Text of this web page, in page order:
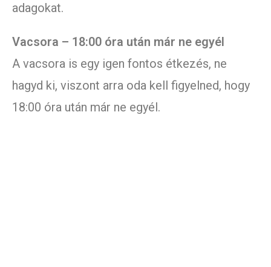
adagokat.
Vacsora – 18:00 óra után már ne egyél
A vacsora is egy igen fontos étkezés, ne
hagyd ki, viszont arra oda kell figyelned, hogy
18:00 óra után már ne egyél.